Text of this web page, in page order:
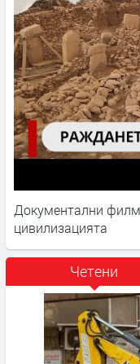
Документални
цивилизацията
Четени